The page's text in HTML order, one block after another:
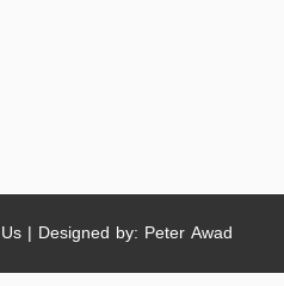
| Designed by: Peter Awad